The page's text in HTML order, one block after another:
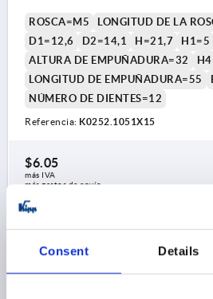
Consent Details
ROSCA=M5 LONGITUD DE LA
D1=12,6
D2=14,1 H=21,7 H1=5
ALTURA DE EMPUÑADURA=32
LONGITUD DE EMPUÑADURA=55
NÚMERO DE DIENTES=12
Referencia: K0252.1051X15
$6.05
más IVA
más gastos de envío
K0252